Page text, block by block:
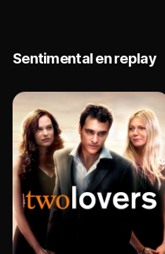
Sentimental en replay